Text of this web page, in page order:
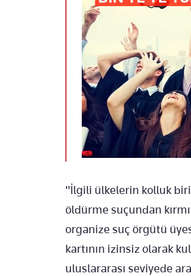
"İlgili ülkelerin kolluk
öldürme suçundan
organize suç örgütü
kartının izinsiz olarak
uluslararası seviyede